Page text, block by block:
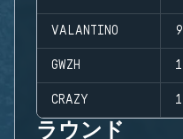
VALANTINO
GWZH
CRAZY
ラウンド